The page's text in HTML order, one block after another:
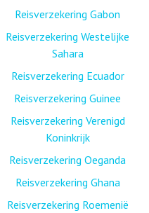
Reisverzekering Gabon
Reisverzekering Westelijke
Sahara
Reisverzekering Ecuador
Reisverzekering Guinee
Reisverzekering Verenigd
Koninkrijk
Reisverzekering Oeganda
Reisverzekering Ghana
Reisverzekering Roemenië